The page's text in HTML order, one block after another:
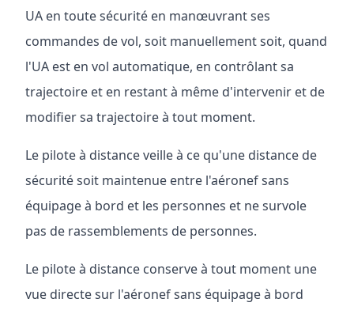
UA en toute sécurité en manœuvrant ses
commandes de vol, soit manuellement soit, quand
l'UA est en vol automatique, en contrôlant sa
trajectoire et en restant à même d'intervenir et de
modifier sa trajectoire à tout moment.
Le pilote à distance veille à ce qu'une distance de
sécurité soit maintenue entre l'aéronef sans
équipage à bord et les personnes et ne survole
pas de rassemblements de personnes.
Le pilote à distance conserve à tout moment une
vue directe sur l'aéronef sans équipage à bord